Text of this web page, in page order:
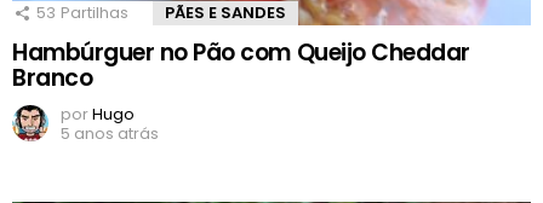
53 Partilhas PÃES E SANDES
Hambúrguer no Pão com Queijo Cheddar
Branco
porHugo
5 anos atrás